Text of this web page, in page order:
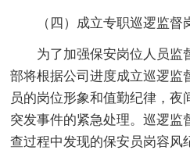
（四）成立专职巡逻监督
为了加强保安岗位人员监
部将根据公司进度成立巡逻监
员的岗位形象和值勤纪律，夜
突发事件的紧急处理。巡逻监
查过程中发现的保安员岗容风